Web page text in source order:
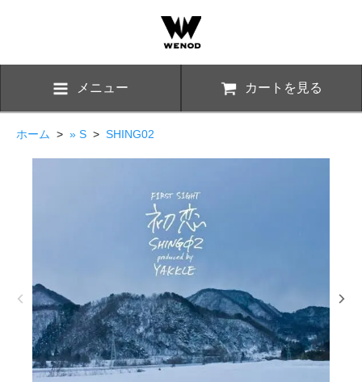
メニュー カートを見る
ホーム > » S > SHING02